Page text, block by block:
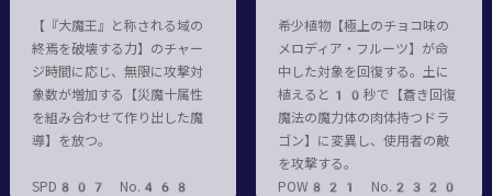
【『大魔王』と称される域の
終焉を破壊する力】のチャー
ジ時間に応じ、無限に攻撃対
象数が増加する【災魔十属性
を組み合わせて作り出した魔
導】を放つ。
SPD807 No.468
希少植物【極上のチョコ味の
メロディア・フルーツ】が命
中した対象を回復する。土に
植えると10秒で【蒼き回復
魔法の魔力体の肉体持つドラ
ゴン】に変異し、使用者の敵
を攻撃する。
POW821 No.2320